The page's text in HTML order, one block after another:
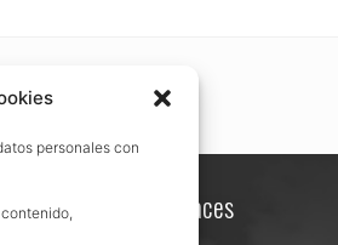
personales con
Otros enlaces